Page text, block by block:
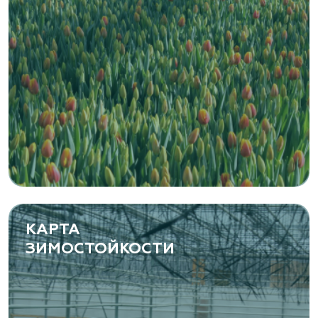
Zaxriddin Flower Plantation, питомник
Ташкентская область, Зангиатинский р-н, ул.
Канимаева, д. 9
«ЁЛЫ-ПАЛЫ», питомник декоративных
растений
Самарская область, с. Подстепки, ул.
Фермерская 14 А
(8482) 650 010
www.yoly-paly.ru
«ВЕНЕВ» питомник растений
Тульская область, Венёвский р-н, село
Борщевое, улица Лесная, д. 13
КАРТА
ЗИМОСТОЙКОСТИ